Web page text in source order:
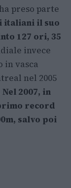
preso parte
italiani il suo
127 ori, 35
invece
in vasca
nel 2005
Nel 2007, in
record
salvo poi